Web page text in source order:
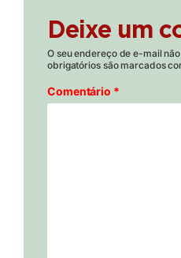
Deixe um
O seu endereço de e-mail
obrigatórios são marcados
Comentário *